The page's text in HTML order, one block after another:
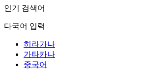
인기 검색어
다국어 입력
히라가나
가타카나
중국어